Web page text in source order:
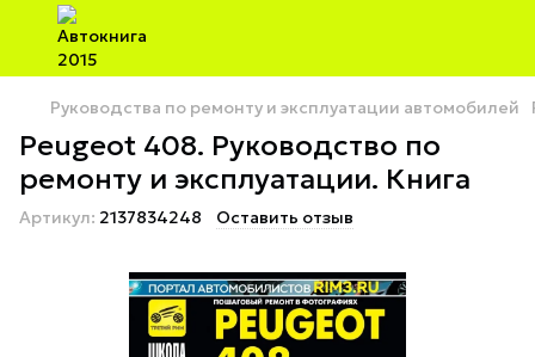
Руководства по ремонту и эксплуатации автомобилей
Peugeot 408. Руководство по
ремонту и эксплуатации. Книга
Артикул: 2137834248 Оставить отзыв